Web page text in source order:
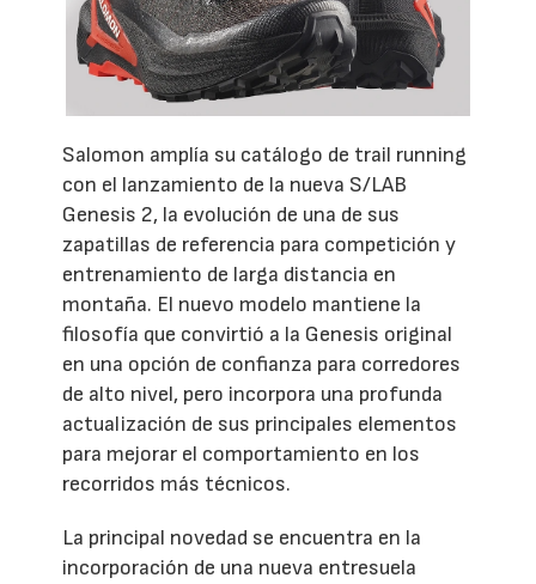
Salomon amplía su catálogo de trail running
con el lanzamiento de la nueva S/LAB
Genesis 2, la evolución de una de sus
zapatillas de referencia para competición y
entrenamiento de larga distancia en
montaña. El nuevo modelo mantiene la
filosofía que convirtió a la Genesis original
en una opción de confianza para corredores
de alto nivel, pero incorpora una profunda
actualización de sus principales elementos
para mejorar el comportamiento en los
recorridos más técnicos.
La principal novedad se encuentra en la
incorporación de una nueva entresuela